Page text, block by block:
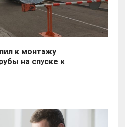
к монтажу
на спуске к